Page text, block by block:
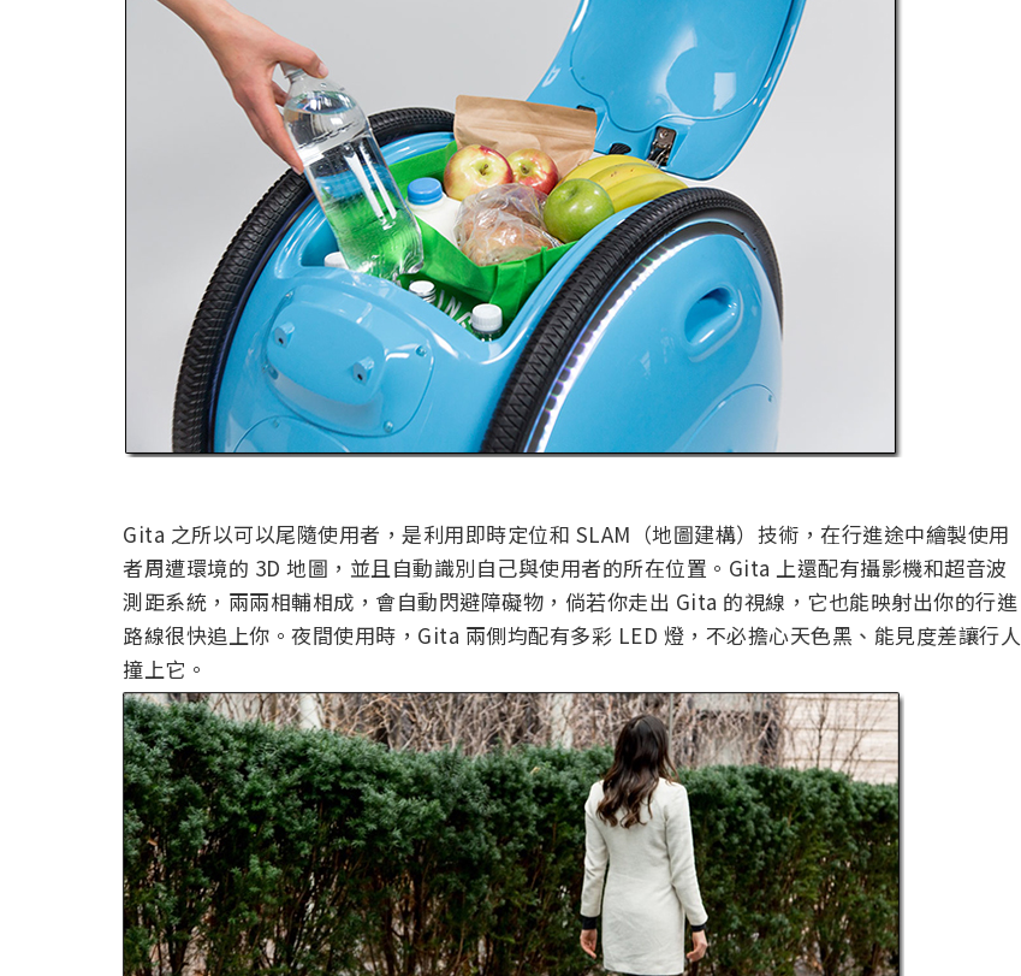
Gita 之所以可以尾隨使用者，是利用即時定位和 SLAM（地圖建構）技術，在行進途中繪製使用
者周遭環境的 3D 地圖，並且自動識別自己與使用者的所在位置。Gita 上還配有攝影機和超音波
測距系統，兩兩相輔相成，會自動閃避障礙物，倘若你走出 Gita 的視線，它也能映射出你的行進
路線很快追上你。夜間使用時，Gita 兩側均配有多彩 LED 燈，不必擔心天色黑、能見度差讓行人
撞上它。